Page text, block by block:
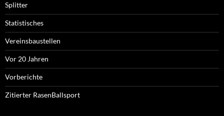
Splitter
Statistisches
Vereinsbaustellen
Vor 20 Jahren
Vorberichte
Zitierter RasenBallsport